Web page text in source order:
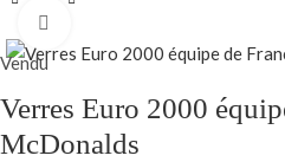
Vendu
Verres Euro 2000
McDonalds